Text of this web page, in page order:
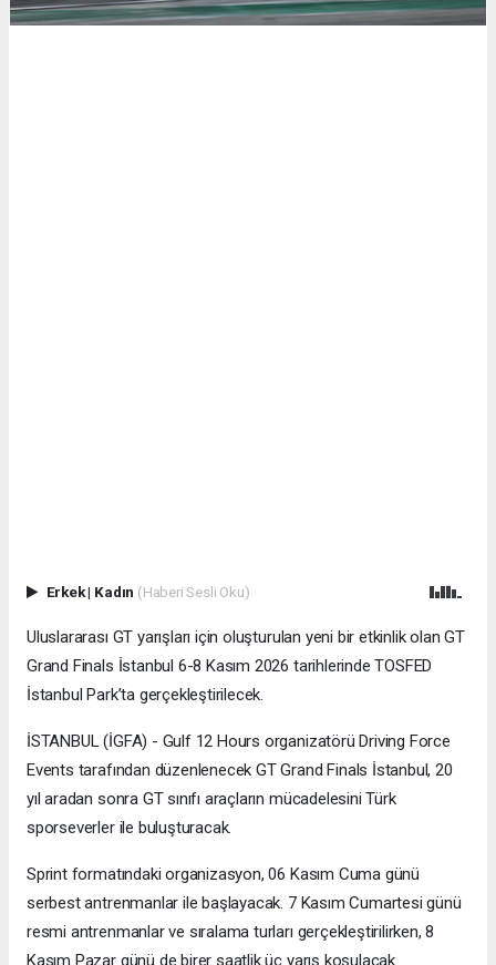
Erkek| Kadın (Haberi Sesli Oku)
Uluslararası GT yarışları için oluşturulan yeni bir etkinlik olan GT
Grand Finals İstanbul 6-8 Kasım 2026 tarihlerinde TOSFED
İstanbul Park’ta gerçekleştirilecek.
İSTANBUL (İGFA) - Gulf 12 Hours organizatörü Driving Force
Events tarafından düzenlenecek GT Grand Finals İstanbul, 20
yıl aradan sonra GT sınıfı araçların mücadelesini Türk
sporseverler ile buluşturacak.
Sprint formatındaki organizasyon, 06 Kasım Cuma günü
serbest antrenmanlar ile başlayacak. 7 Kasım Cumartesi günü
resmi antrenmanlar ve sıralama turları gerçekleştirilirken, 8
Kasım Pazar günü de birer saatlik üç yarış koşulacak.